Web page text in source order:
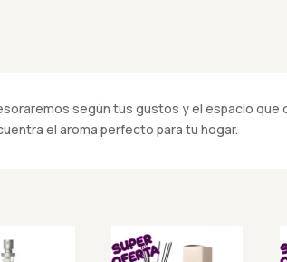
según tus gustos y el espacio que
el aroma perfecto para tu hogar.